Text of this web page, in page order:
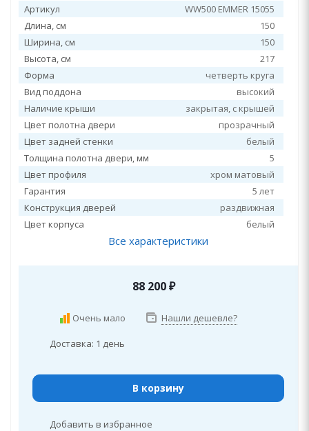
Артикул
WW500 EMMER 15055
Длина, см
150
Ширина, см
150
Высота, см
217
Форма
четверть круга
Вид поддона
высокий
Наличие крыши
закрытая, c крышей
Цвет полотна двери
прозрачный
Цвет задней стенки
белый
Толщина полотна двери, мм
5
Цвет профиля
хром матовый
Гарантия
5 лет
Конструкция дверей
раздвижная
Цвет корпуса
белый
Все характеристики
88 200₽
Очень мало Нашли дешевле?
Доставка: 1 день
В корзину
Добавить в избранное